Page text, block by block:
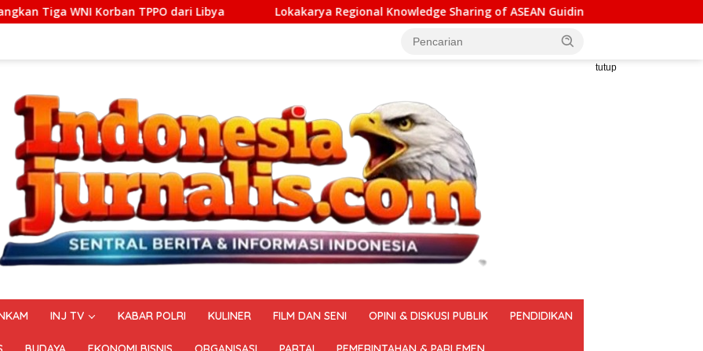
TPPO dari Libya Lokakarya Regional Knowledge Sharing of ASEAN Guiding Principles for Effective Social Forestry
tutup
INJ TV KABAR POLRI KULINER FILM DAN SENI OPINI & DISKUSI PUBLIK PENDIDIKAN